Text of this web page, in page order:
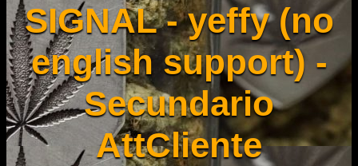
SIGNAL - yeffy (no
english support) -
Secundario
AttCliente